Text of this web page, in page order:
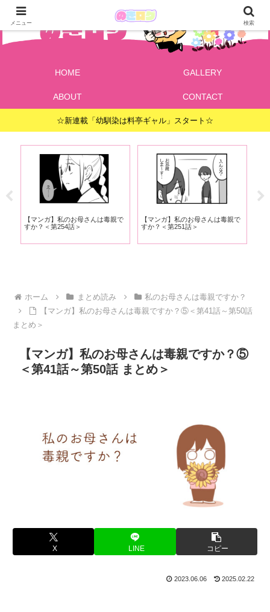
HOME GALLERY
ABOUT CONTACT
☆新連載「幼馴染は料亭ギャル」スタート☆
【マンガ】私のお母さんは毒親で
すか？＜第254話＞
【マンガ】私のお母さんは毒親で
すか？＜第251話＞
ホーム まとめ読み
私のお母さんは毒親ですか？
【マンガ】私のお母さんは毒親ですか？⑤＜第41話～第50話
まとめ＞
【マンガ】私のお母さんは毒親ですか？⑤
＜第41話～第50話 まとめ＞
X LINE コピー
2023.06.06 2025.02.22
メニュー 検索